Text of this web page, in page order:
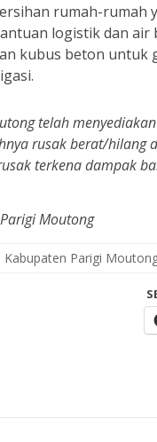
rumah-rumah
logistik dan air
kubus beton untuk
telah
rusak berat/hilang
terkena dampak
Moutong
Kabupaten Parigi